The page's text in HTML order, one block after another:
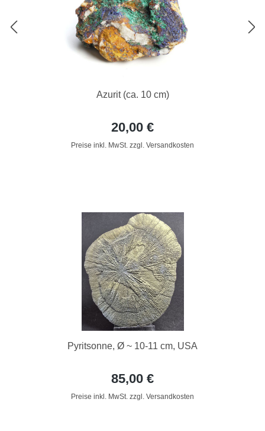
Azurit (ca. 10 cm)
20,00 €
Preise inkl. MwSt. zzgl. Versandkosten
Pyritsonne, Ø ~ 10-11 cm, USA
85,00 €
Preise inkl. MwSt. zzgl. Versandkosten